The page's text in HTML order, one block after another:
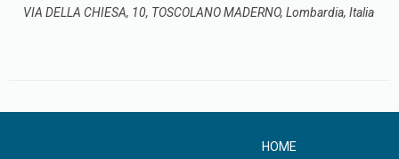
VIA DELLA CHIESA, 10, TOSCOLANO MADERNO, Lombardia, Italia
HOME